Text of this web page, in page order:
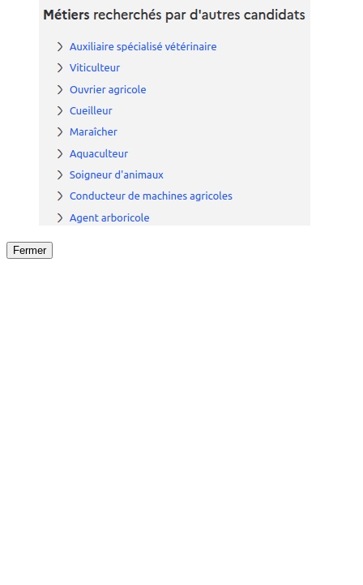
Fermer